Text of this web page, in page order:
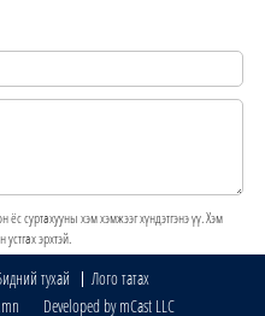
ёс суртахууны хэм хэмжээг хүндэтгэнэ үү. Хэм
эрхтэй.
тухай
Лого татах
Developed by mCast LLC